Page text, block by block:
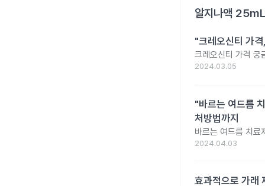
알지나액
"크레오신티 가
크레오신티 가격 궁
2024.03.05
"바르는 여드름
처방법까지
바르는 여드름 치료
2024.04.03
효과적으로 가래